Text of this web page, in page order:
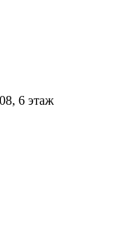
6 этаж